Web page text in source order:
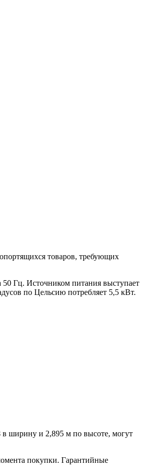
товаров, требующих
50 Гц. Источником питания выступает
по Цельсию потребляет 5,5 кВт.
в ширину и 2,895 м по высоте, могут
покупки. Гарантийные